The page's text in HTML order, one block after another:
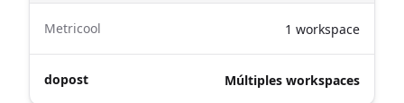
Metricool 1 workspace
dopost Múltiples workspaces